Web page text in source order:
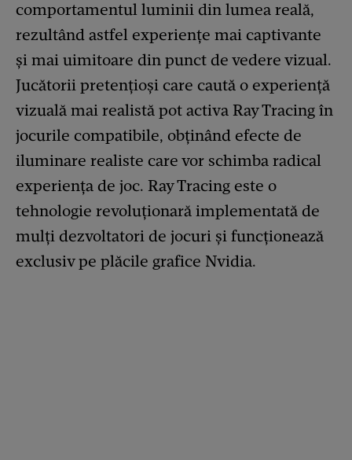
comportamentul luminii din lumea reală,
rezultând astfel experiențe mai captivante
și mai uimitoare din punct de vedere vizual.
Jucătorii pretențioși care caută o experiență
vizuală mai realistă pot activa Ray Tracing în
jocurile compatibile, obținând efecte de
iluminare realiste care vor schimba radical
experiența de joc. Ray Tracing este o
tehnologie revoluționară implementată de
mulți dezvoltatori de jocuri și funcționează
exclusiv pe plăcile grafice Nvidia.